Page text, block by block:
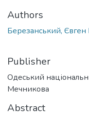
Authors
Березанський, Євген
Publisher
Одеський
Мечникова
Abstract